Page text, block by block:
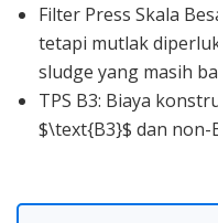
Filter Press Skala
tetapi mutlak
sludge yang masih
TPS B3: Biaya
$\text{B3}$ dan non-